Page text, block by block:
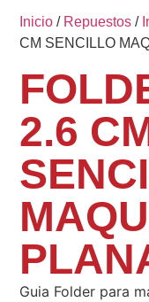
Inicio / Repuestos /
CM SENCILLO
2.6
Guia Folder para